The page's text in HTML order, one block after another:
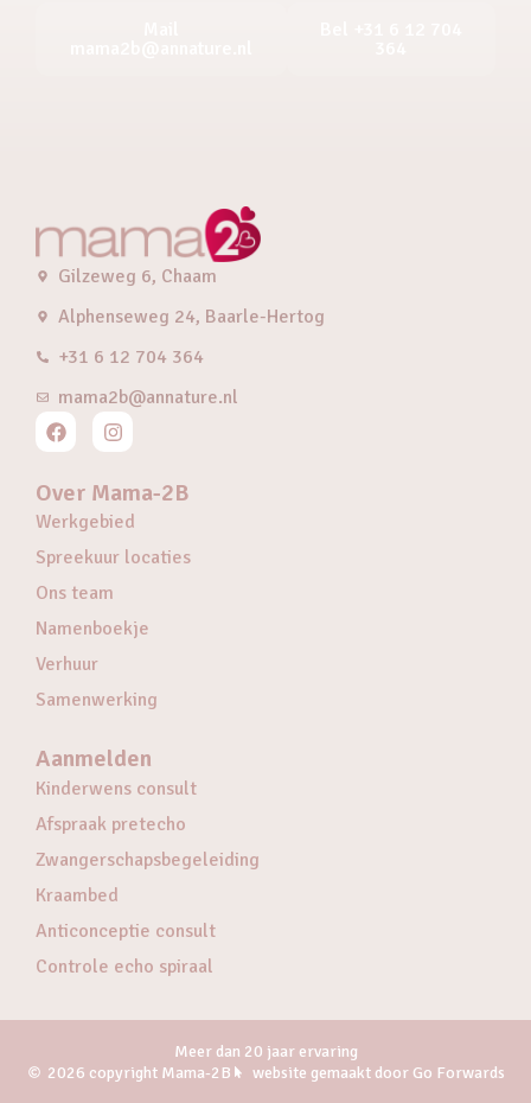
Gilzeweg 6, Chaam
Alphenseweg 24, Baarle-Hertog
+31 6 12 704 364
mama2b@annature.nl
Over Mama-2B
Werkgebied
Spreekuur locaties
Ons team
Namenboekje
Verhuur
Samenwerking
Aanmelden
Kinderwens consult
Afspraak pretecho
Zwangerschapsbegeleiding
Kraambed
Anticonceptie consult
Controle echo spiraal
Meer dan 20 jaar ervaring
2026 copyright Mama-2B
website gemaakt door Go Forwards